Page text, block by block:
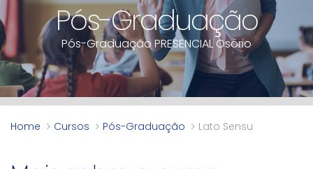
Pós-Graduação
Pós-Graduação PRESENCIAL Osório
Home Cursos Pós-Graduação Lato Sensu